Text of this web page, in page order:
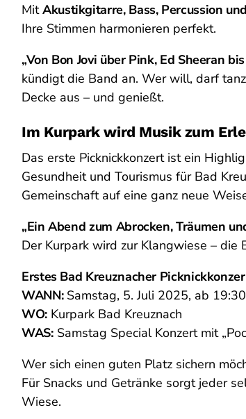
MitAkustikgitarre, Bass, Percussion
Ihre Stimmen harmonieren perfekt.
„Von Bon Jovi über Pink, Ed Sheeran
kündigt die Band an. Wer will, darf
Decke aus – und genießt.
Im Kurpark wird Musik zum
Das erste Picknickkonzert ist ein
Gesundheit und Tourismus für Bad
Gemeinschaft auf eine ganz neue
„Ein Abend zum Abrocken, Träumen
Der Kurpark wird zur Klangwiese – die
Erstes Bad Kreuznacher
WANN:Samstag, 5. Juli 2025, ab
WO:Kurpark Bad Kreuznach
WAS:Samstag Special Konzert mit
Wer sich einen guten Platz sichern
Für Snacks und Getränke sorgt jeder
Wiese.